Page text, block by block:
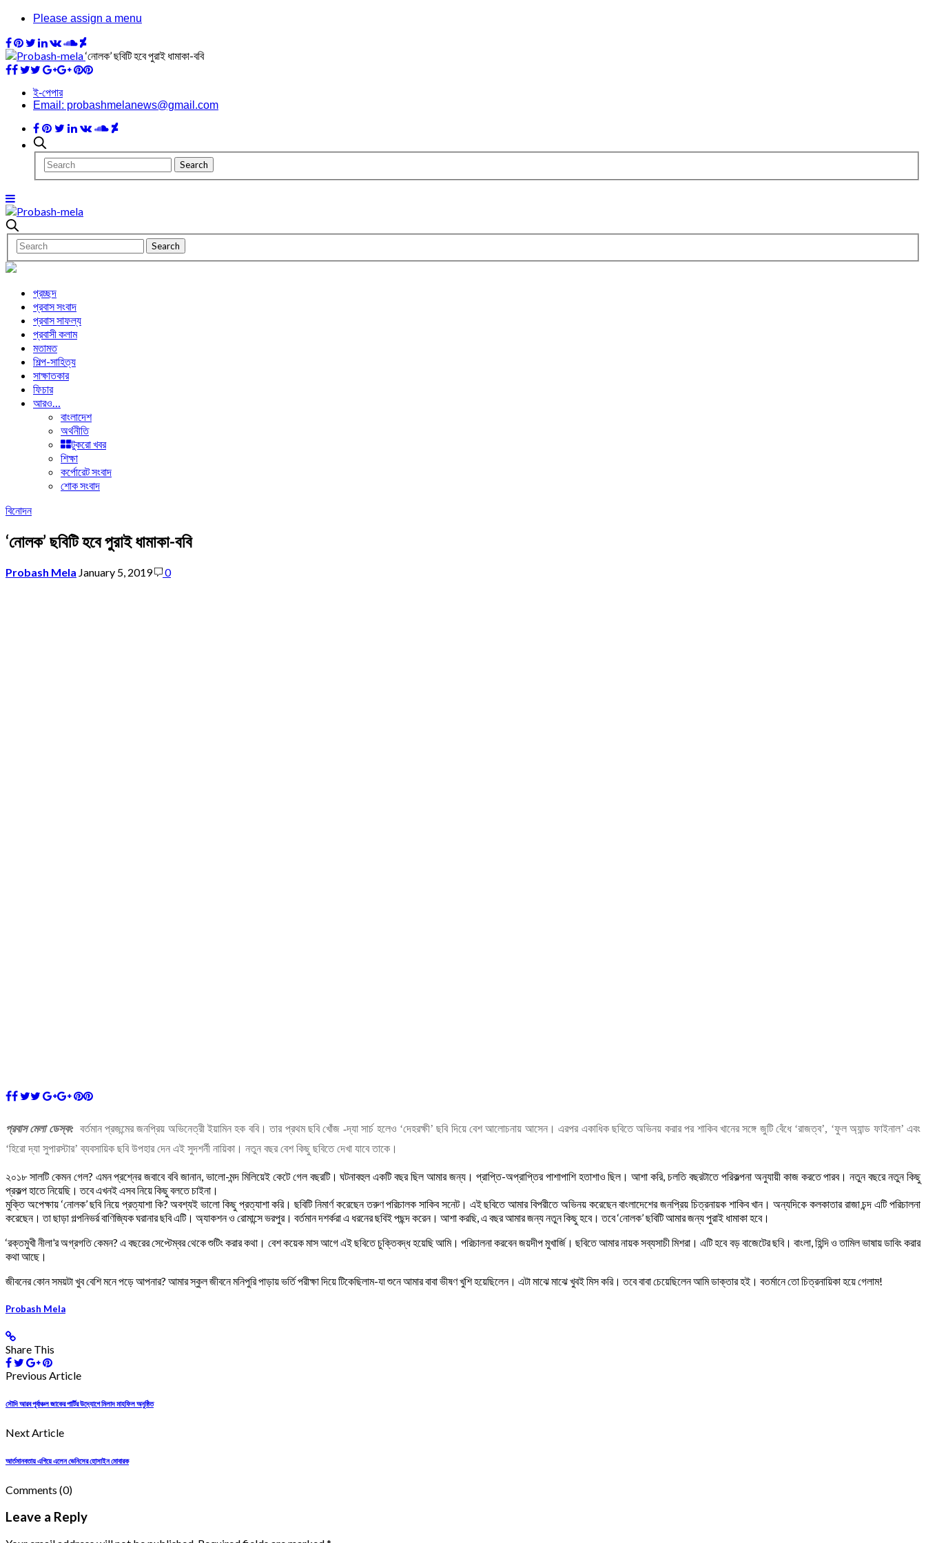
Please assign a menu
‘নোলক’ ছবিটি হবে পুরাই ধামাকা-ববি
ই-পেপার
Email: probashmelanews@gmail.com
প্রচ্ছদ
প্রবাস সংবাদ
প্রবাস সাফল্য
প্রবাসী কলাম
মতামত
শিল্প-সাহিত্য
সাক্ষাতকার
ফিচার
আরও…
বাংলাদেশ
অর্থনীতি
টুকরো খবর
শিক্ষা
কর্পোরেট সংবাদ
শোক সংবাদ
বিনোদন
‘নোলক’ ছবিটি হবে পুরাই ধামাকা-ববি
Probash Mela January 5, 2019 0
প্রবাস মেলা ডেস্ক: বর্তমান প্রজন্মের জনপ্রিয় অভিনেত্রী ইয়ামিন হক ববি। তার প্রথম ছবি খোঁজ -দ্যা সার্চ হলেও ‘দেহরক্ষী’ ছবি দিয়ে বেশ আলোচনায় আসেন। এরপর একাধিক ছবিতে অভিনয় করার পর শাকিব খানের সঙ্গে জুটি বেঁধে ‘রাজত্ব’, ‘ফুল অ্যান্ড ফাইনাল’ এবং
‘হিরো দ্যা সুপারস্টার’ ব্যবসায়িক ছবি উপহার দেন এই সুদশর্নী নায়িকা। নতুন বছর বেশ কিছু ছবিতে দেখা যাবে তাকে।
২০১৮ সালটি কেমন গেল? এমন প্রশ্নের জবাবে ববি জানান, ভালো-মন্দ মিলিয়েই কেটে গেল বছরটি। ঘটনাবহুল একটি বছর ছিল আমার জন্য। প্রাপ্তি-অপ্রাপ্তির পাশাপাশি হতাশাও ছিল। আশা করি, চলতি বছরটাতে পরিকল্পনা অনুযায়ী কাজ করতে পারব। নতুন বছরে নতুন কিছু
প্রকল্প হাতে নিয়েছি। তবে এখনই এসব নিয়ে কিছু বলতে চাইনা।
মুক্তি অপেক্ষায় ‘নোলক’ ছবি নিয়ে প্রত্যাশা কি? অবশ্যই ভালো কিছু প্রত্যাশা করি। ছবিটি নিমার্ণ করেছেন তরুণ পরিচালক সাকিব সনেট। এই ছবিতে আমার বিপরীতে অভিনয় করেছেন বাংলাদেশের জনপ্রিয় চিত্রনায়ক শাকিব খান। অন্যদিকে কলকাতার রাজা চন্দ এটি পরিচালনা
করেছেন। তা ছাড়া গল্পনিভর্র বাণিজ্যিক ঘরানার ছবি এটি। অ্যাকশন ও রোমান্সে ভরপুর। বর্তমান দশর্করা এ ধরনের ছবিই পছন্দ করেন। আশা করছি, এ বছর আমার জন্য নতুন কিছু হবে। তবে ‘নোলক’ ছবিটি আমার জন্য পুরাই ধামাকা হবে।
‘রক্তমুখী নীলা’র অগ্রগতি কেমন? এ বছরের সেপ্টেম্বর থেকে শুটিং করার কথা। বেশ কয়েক মাস আগে এই ছবিতে চুক্তিবদ্ধ হয়েছি আমি। পরিচালনা করবেন জয়দীপ মুখার্জি। ছবিতে আমার নায়ক সব্যসাচী মিশরা। এটি হবে বড় বাজেটের ছবি। বাংলা, হিন্দি ও তামিল ভাষায় ডাবিং করার
কথা আছে।
জীবনের কোন সময়টা খুব বেশি মনে পড়ে আপনার? আমার স্কুল জীবনে মনিপুরি পাড়ায় ভর্তি পরীক্ষা দিয়ে টিকেছিলাম-যা শুনে আমার বাবা ভীষণ খুশি হয়েছিলেন। এটা মাঝে মাঝে খুবই মিস করি। তবে বাবা চেয়েছিলেন আমি ডাক্তার হই। বতর্মানে তো চিত্রনায়িকা হয়ে গেলাম!
Probash Mela
Share This
Previous Article
সৌদি আরব পূর্বাঞ্চল জাকের পার্টির উদ্যোগে মিলাদ মাহফিল অনুষ্ঠিত
Next Article
আর্তমানবতায় এগিয়ে এলেন ভেনিসের হোসাইন মোবারক
Comments (0)
Leave a Reply